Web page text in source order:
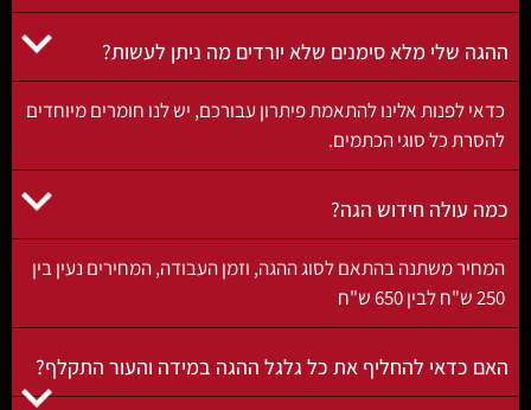
ההגה שלי מלא סימנים שלא יורדים מה ניתן לעשות?
כדאי לפנות אלינו להתאמת פיתרון עבורכם, יש לנו חומרים מיוחדים
להסרת כל סוגי הכתמים.
כמה עולה חידוש הגה?
המחיר משתנה בהתאם לסוג ההגה, וזמן העבודה, המחירים נעין בין
250 ש"ח לבין 650 ש"ח
האם כדאי להחליף את כל גלגל ההגה במידה והעור התקלף?